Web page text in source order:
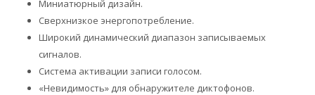
Миниатюрный дизайн.
Сверхнизкое энергопотребление.
Широкий динамический диапазон записываемых
сигналов.
Система активации записи голосом.
«Невидимость» для обнаружителе диктофонов.